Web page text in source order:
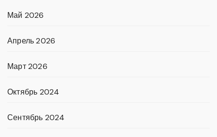
Май 2026
Апрель 2026
Март 2026
Октябрь 2024
Сентябрь 2024